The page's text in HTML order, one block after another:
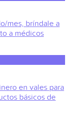
mes, bríndale a
a médicos
en vales para
básicos de